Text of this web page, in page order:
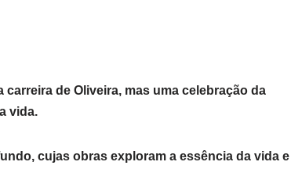
de Oliveira, mas uma celebração da
vida.
cujas obras exploram a essência da vida e